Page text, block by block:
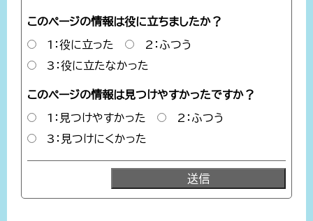
このページの情報は役に立ちましたか？
1：役に立った
2：ふつう
3：役に立たなかった
このページの情報は見つけやすかったですか？
1：見つけやすかった
2：ふつう
3：見つけにくかった